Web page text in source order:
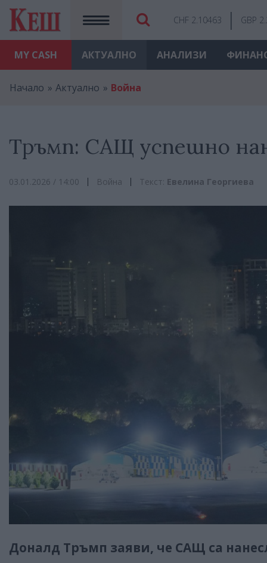
MY CASH
CHF 2.10463 GBP
АКТУАЛНО АНАЛИЗИ
Начало Актуално Война
Тръмп: САЩ успешно
03.01.2026 / 14:00 Война Текст: Евелина Георгиева
Доналд Тръмп заяви, че САЩ са